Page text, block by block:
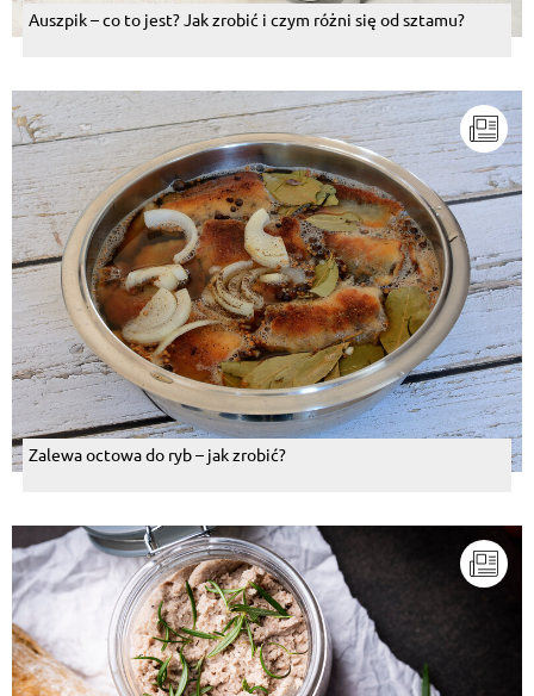
Auszpik – co to jest? Jak zrobić i czym różni się od sztamu?
Zalewa octowa do ryb – jak zrobić?